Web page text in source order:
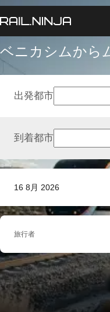
ベニカシムから
16 8月 2026
出発都市
到着都市
旅行者